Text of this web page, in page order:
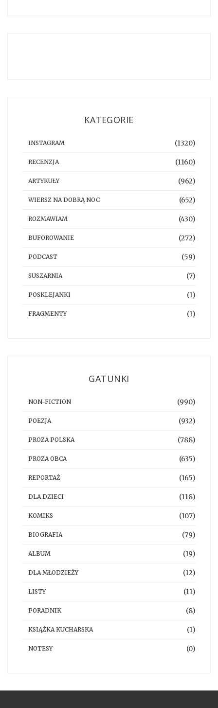
KATEGORIE
INSTAGRAM (1320)
RECENZJA (1160)
ARTYKUŁY (962)
WIERSZ NA DOBRĄ NOC (652)
ROZMAWIAM (430)
BUFOROWANIE (272)
PODCAST (59)
SUSZARNIA (7)
POSKLEJANKI (1)
FRAGMENTY (1)
GATUNKI
NON-FICTION (990)
POEZJA (932)
PROZA POLSKA (788)
PROZA OBCA (635)
REPORTAŻ (165)
DLA DZIECI (118)
KOMIKS (107)
BIOGRAFIA (79)
ALBUM (19)
DLA MŁODZIEŻY (12)
LISTY (11)
PORADNIK (8)
KSIĄŻKA KUCHARSKA (1)
NOTESY (0)